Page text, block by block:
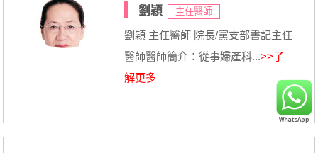
劉穎 主任醫師
劉穎 主任醫師 院長/黨支部書記主任
醫師醫師簡介：從事婦產科...>>了
解更多